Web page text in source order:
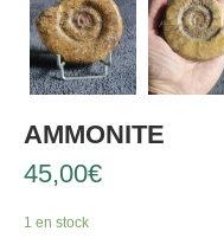
AMMONITE
45,00€
1 en stock